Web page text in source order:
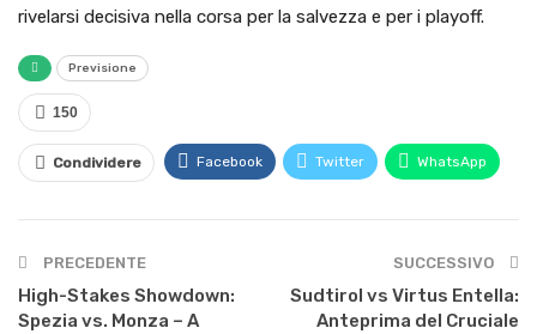
rivelarsi decisiva nella corsa per la salvezza e per i playoff.
Previsione
150
Condividere Facebook Twitter WhatsApp
PRECEDENTE
High-Stakes Showdown:
Spezia vs. Monza – A
SUCCESSIVO
Sudtirol vs Virtus Entella:
Anteprima del Cruciale